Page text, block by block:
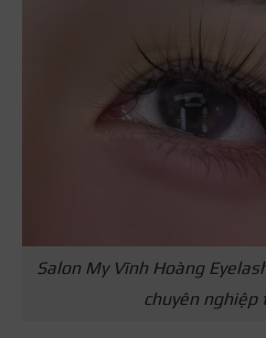
Salon My Vĩnh Hoàng
chuyên nghiệp